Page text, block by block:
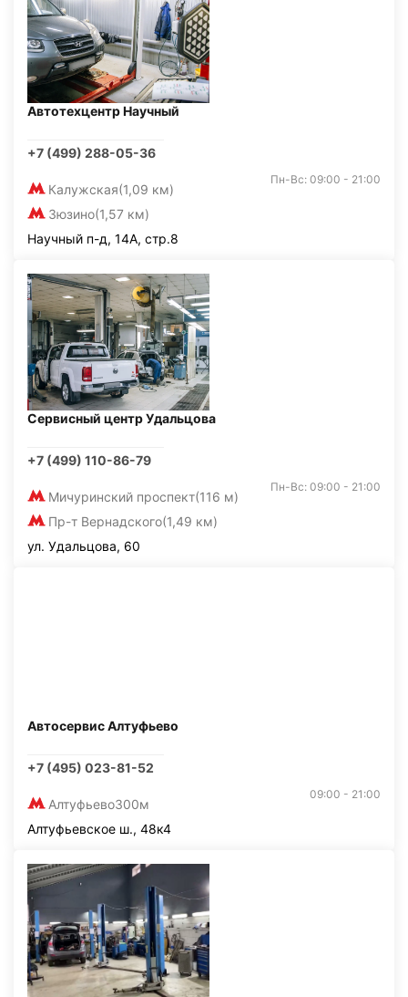
Автотехцентр Научный
+7 (499) 288-05-36
Калужская(1,09 км)
Зюзино(1,57 км)
Пн-Вс: 09:00 - 21:00
Научный п-д, 14А, стр.8
Сервисный центр Удальцова
+7 (499) 110-86-79
Мичуринский проспект(116 м)
Пр-т Вернадского(1,49 км)
Пн-Вс: 09:00 - 21:00
ул. Удальцова, 60
Автосервис Алтуфьево
+7 (495) 023-81-52
Алтуфьево300м
09:00 - 21:00
Алтуфьевское ш., 48к4